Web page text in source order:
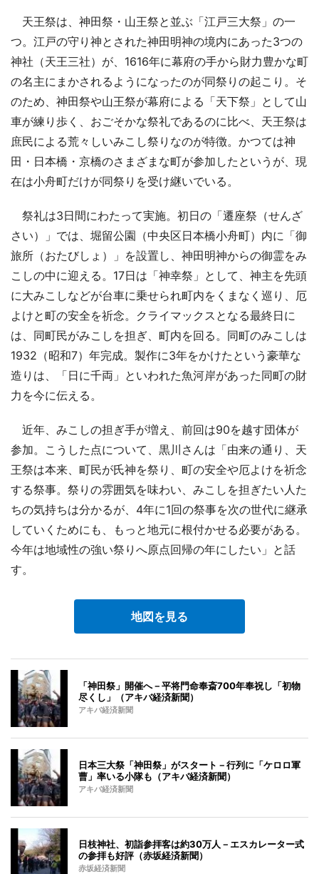
天王祭は、神田祭・山王祭と並ぶ「江戸三大祭」の一
つ。江戸の守り神とされた神田明神の境内にあった3つの
神社（天王三社）が、1616年に幕府の手から財力豊かな町
の名主にまかされるようになったのが同祭りの起こり。そ
のため、神田祭や山王祭が幕府による「天下祭」として山
車が練り歩く、おごそかな祭礼であるのに比べ、天王祭は
庶民による荒々しいみこし祭りなのが特徴。かつては神
田・日本橋・京橋のさまざまな町が参加したというが、現
在は小舟町だけが同祭りを受け継いでいる。
祭礼は3日間にわたって実施。初日の「遷座祭（せんざ
さい）」では、堀留公園（中央区日本橋小舟町）内に「御
旅所（おたびしょ）」を設置し、神田明神からの御霊をみ
こしの中に迎える。17日は「神幸祭」として、神主を先頭
に大みこしなどが台車に乗せられ町内をくまなく巡り、厄
よけと町の安全を祈念。クライマックスとなる最終日に
は、同町民がみこしを担ぎ、町内を回る。同町のみこしは
1932（昭和7）年完成。製作に3年をかけたという豪華な
造りは、「日に千両」といわれた魚河岸があった同町の財
力を今に伝える。
近年、みこしの担ぎ手が増え、前回は90を越す団体が
参加。こうした点について、黒川さんは「由来の通り、天
王祭は本来、町民が氏神を祭り、町の安全や厄よけを祈念
する祭事。祭りの雰囲気を味わい、みこしを担ぎたい人た
ちの気持ちは分かるが、4年に1回の祭事を次の世代に継承
していくためにも、もっと地元に根付かせる必要がある。
今年は地域性の強い祭りへ原点回帰の年にしたい」と話
す。
地図を見る
「神田祭」開催へ－平将門命奉斎700年奉祝し「初物
尽くし」（アキバ経済新聞）
アキバ経済新聞
日本三大祭「神田祭」がスタート－行列に「ケロロ軍
曹」率いる小隊も（アキバ経済新聞）
アキバ経済新聞
日枝神社、初詣参拝客は約30万人－エスカレーター式
の参拝も好評（赤坂経済新聞）
赤坂経済新聞